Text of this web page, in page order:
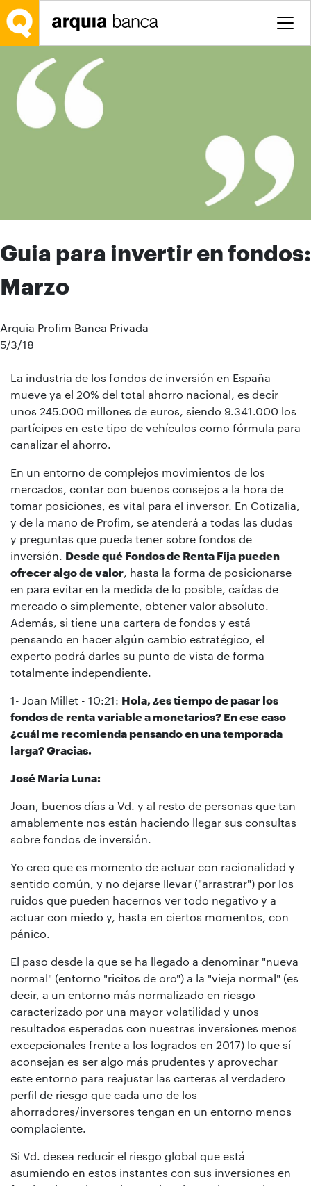
Saltar al contenido principal
Guia para invertir en fondos:
Marzo
Arquia Profim Banca Privada
5/3/18
La industria de los fondos de inversión en España
mueve ya el 20% del total ahorro nacional, es decir
unos 245.000 millones de euros, siendo 9.341.000 los
partícipes en este tipo de vehículos como fórmula para
canalizar el ahorro.
En un entorno de complejos movimientos de los
mercados, contar con buenos consejos a la hora de
tomar posiciones, es vital para el inversor. En Cotizalia,
y de la mano de Profim, se atenderá a todas las dudas
y preguntas que pueda tener sobre fondos de
inversión. Desde qué Fondos de Renta Fija pueden
ofrecer algo de valor , hasta la forma de posicionarse
en para evitar en la medida de lo posible, caídas de
mercado o simplemente, obtener valor absoluto.
Además, si tiene una cartera de fondos y está
pensando en hacer algún cambio estratégico, el
experto podrá darles su punto de vista de forma
totalmente independiente.
1- Joan Millet - 10:21: Hola, ¿es tiempo de pasar los
fondos de renta variable a monetarios? En ese caso
¿cuál me recomienda pensando en una temporada
larga? Gracias.
José María Luna:
Joan, buenos días a Vd. y al resto de personas que tan
amablemente nos están haciendo llegar sus consultas
sobre fondos de inversión.
Yo creo que es momento de actuar con racionalidad y
sentido común, y no dejarse llevar ("arrastrar") por los
ruidos que pueden hacernos ver todo negativo y a
actuar con miedo y, hasta en ciertos momentos, con
pánico.
El paso desde la que se ha llegado a denominar "nueva
normal" (entorno "ricitos de oro") a la "vieja normal" (es
decir, a un entorno más normalizado en riesgo
caracterizado por una mayor volatilidad y unos
resultados esperados con nuestras inversiones menos
excepcionales frente a los logrados en 2017) lo que sí
aconsejan es ser algo más prudentes y aprovechar
este entorno para reajustar las carteras al verdadero
perfil de riesgo que cada uno de los
ahorradores/inversores tengan en un entorno menos
complaciente.
Si Vd. desea reducir el riesgo global que está
asumiendo en estos instantes con sus inversiones en